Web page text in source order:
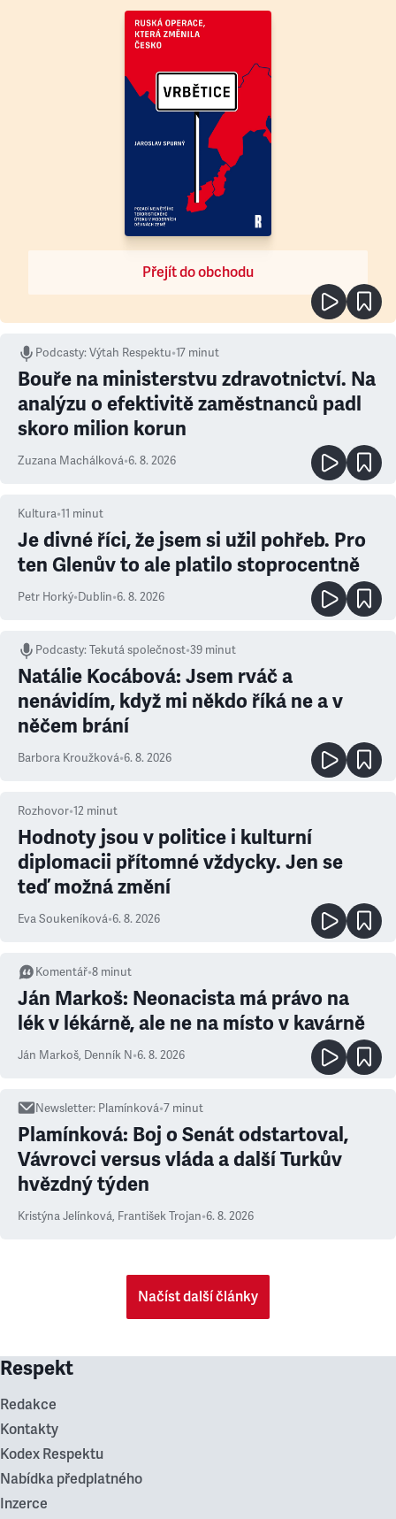
Přejít do obchodu
Podcasty:Výtah Respektu•17 minut
Bouře na ministerstvu zdravotnictví. Na
analýzu o efektivitě zaměstnanců padl
skoro milion korun
Zuzana Machálková•6. 8. 2026
Kultura•11 minut
Je divné říci, že jsem si užil pohřeb. Pro
ten Glenův to ale platilo stoprocentně
Petr Horký•Dublin•6. 8. 2026
Podcasty:Tekutá společnost•39 minut
Natálie Kocábová: Jsem rváč a
nenávidím, když mi někdo říká ne a v
něčem brání
Barbora Kroužková•6. 8. 2026
Rozhovor•12 minut
Hodnoty jsou v politice i kulturní
diplomacii přítomné vždycky. Jen se
teď možná změní
Eva Soukeníková•6. 8. 2026
Komentář•8 minut
Ján Markoš: Neonacista má právo na
lék v lékárně, ale ne na místo v kavárně
Ján Markoš, Denník N•6. 8. 2026
Newsletter: Plamínková•7 minut
Plamínková: Boj o Senát odstartoval,
Vávrovci versus vláda a další Turkův
hvězdný týden
Kristýna Jelínková, František Trojan•6. 8. 2026
Načíst další články
Respekt
Redakce
Kontakty
Kodex Respektu
Nabídka předplatného
Inzerce